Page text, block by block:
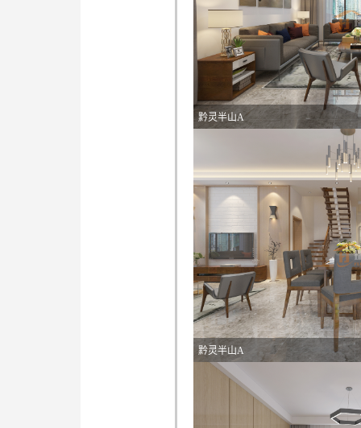
黔灵半山A
黔灵半山A